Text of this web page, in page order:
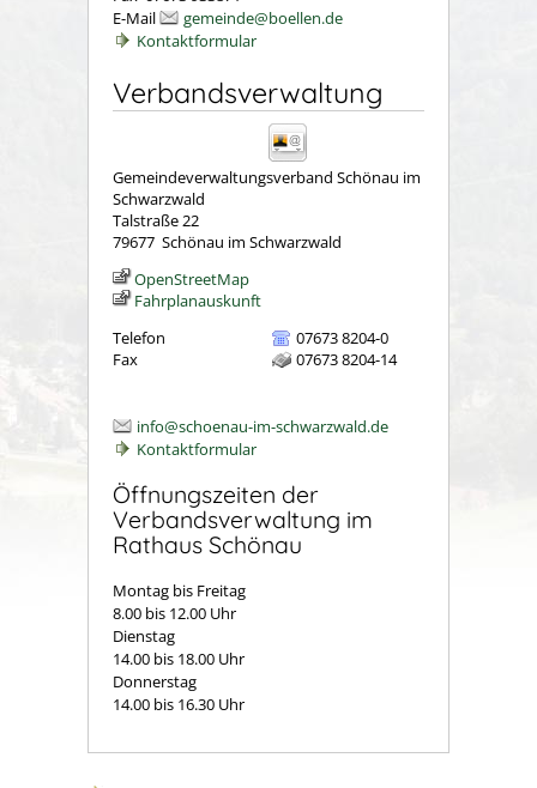
E-Mail
gemeinde@boellen.de
Kontaktformular
Verbandsverwaltung
Gemeindeverwaltungsverband Schönau im
Schwarzwald
Talstraße 22
79677 Schönau im Schwarzwald
OpenStreetMap
Fahrplanauskunft
Telefon
07673 8204-0
Fax
07673 8204-14
info@schoenau-im-schwarzwald.de
Kontaktformular
Öffnungszeiten der
Verbandsverwaltung im
Rathaus Schönau
Montag bis Freitag
8.00 bis 12.00 Uhr
Dienstag
14.00 bis 18.00 Uhr
Donnerstag
14.00 bis 16.30 Uhr